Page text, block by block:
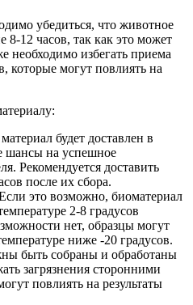
убедиться, что животное
12 часов, так как это может
необходимо избегать приема
которые могут повлиять на
будет доставлен в
шансы на успешное
Рекомендуется доставить
после их сбора.
это возможно, биоматериал
2-8 градусов
нет, образцы могут
ниже -20 градусов.
быть собраны и обработаны
загрязнения сторонними
повлиять на результаты